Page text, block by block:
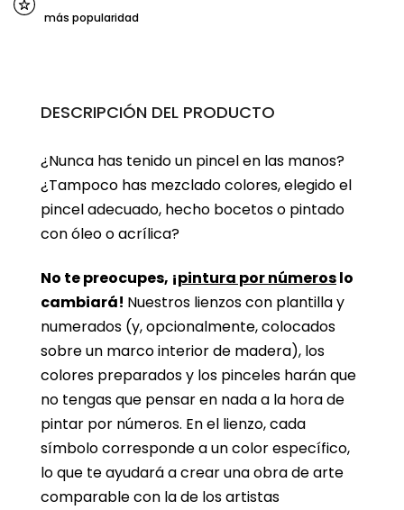
más popularidad
DESCRIPCIÓN DEL PRODUCTO
¿Nunca has tenido un pincel en las manos?
¿Tampoco has mezclado colores, elegido el
pincel adecuado, hecho bocetos o pintado
con óleo o acrílica?
No te preocupes, ¡pintura por númeroslo
cambiará! Nuestros lienzos con plantilla y
numerados (y, opcionalmente, colocados
sobre un marco interior de madera), los
colores preparados y los pinceles harán que
no tengas que pensar en nada a la hora de
pintar por números. En el lienzo, cada
símbolo corresponde a un color específico,
lo que te ayudará a crear una obra de arte
comparable con la de los artistas